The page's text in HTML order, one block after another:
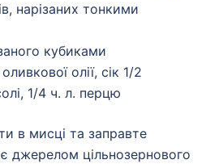
нарізаних тонкими
кубиками
олії, сік 1/2
1/4 ч. л. перцю
в мисці та заправте
джерелом цільнозернового